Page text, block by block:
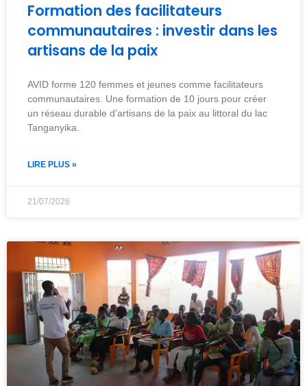
Formation des facilitateurs
communautaires : investir dans les
artisans de la paix
AVID forme 120 femmes et jeunes comme facilitateurs
communautaires. Une formation de 10 jours pour créer
un réseau durable d’artisans de la paix au littoral du lac
Tanganyika.
LIRE PLUS »
21/07/2026